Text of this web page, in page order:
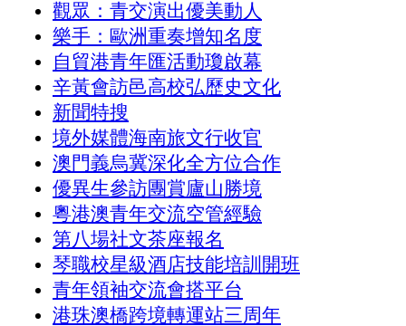
觀眾：青交演出優美動人
樂手：歐洲重奏增知名度
自貿港青年匯活動瓊啟幕
辛黃會訪邑高校弘歷史文化
新聞特搜
境外媒體海南旅文行收官
澳門義烏冀深化全方位合作
優異生參訪團賞廬山勝境
粵港澳青年交流空管經驗
第八場社文茶座報名
琴職校星級酒店技能培訓開班
青年領袖交流會搭平台
港珠澳橋跨境轉運站三周年